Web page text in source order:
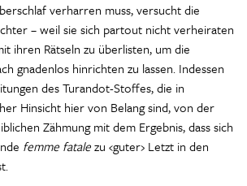
verharren muss, versucht die
– weil sie sich partout nicht verheiraten
ihren Rätseln zu überlisten, um die
gnadenlos hinrichten zu lassen. Indessen
des Turandot-Stoffes, die in
Hinsicht hier von Belang sind, von der
Zähmung mit dem Ergebnis, dass sich
femme fatalezu ‹guter› Letzt in den